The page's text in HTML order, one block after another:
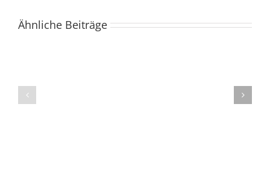
Ähnliche Beiträge
begeistert
Publikum